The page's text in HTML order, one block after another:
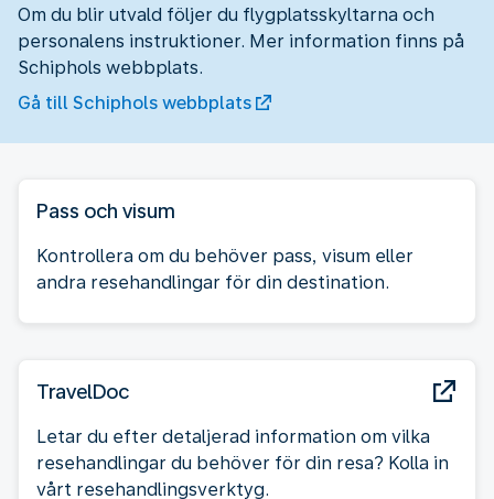
Om du blir utvald följer du flygplatsskyltarna och
personalens instruktioner. Mer information finns på
Schiphols webbplats.
Gå till Schiphols webbplats
Pass och visum
Kontrollera om du behöver pass, visum eller
andra resehandlingar för din destination.
TravelDoc
Letar du efter detaljerad information om vilka
resehandlingar du behöver för din resa? Kolla in
vårt resehandlingsverktyg.